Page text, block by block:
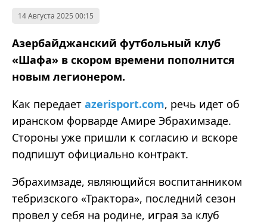
14 Августа 2025 00:15
Азербайджанский футбольный клуб
«Шафа» в скором времени пополнится
новым легионером.
Как передает azerisport.com, речь идет об
иранском форварде Амире Эбрахимзаде.
Стороны уже пришли к согласию и вскоре
подпишут официально контракт.
Эбрахимзаде, являющийся воспитанником
тебризского «Трактора», последний сезон
провел у себя на родине, играя за клуб